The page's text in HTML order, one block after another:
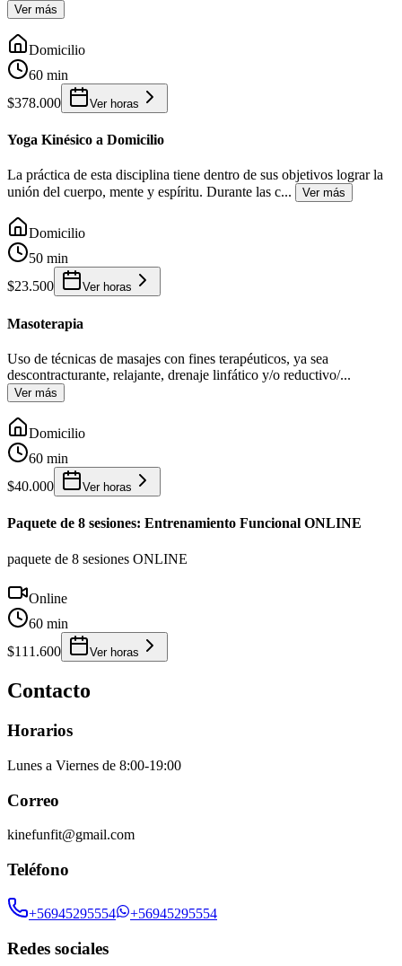
Ver más
Domicilio
60 min
$378.000
Ver horas
Yoga Kinésico a Domicilio
La práctica de esta disciplina tiene dentro de sus objetivos lograr la
unión del cuerpo, mente y espíritu. Durante las c... Ver más
Domicilio
50 min
$23.500
Ver horas
Masoterapia
Uso de técnicas de masajes con fines terapéuticos, ya sea
descontracturante, relajante, drenaje linfático y/o reductivo/...
Ver más
Domicilio
60 min
$40.000
Ver horas
Paquete de 8 sesiones: Entrenamiento Funcional ONLINE
paquete de 8 sesiones ONLINE
Online
60 min
$111.600
Ver horas
Contacto
Horarios
Lunes a Viernes de 8:00-19:00
Correo
kinefunfit@gmail.com
Teléfono
+56945295554 +56945295554
Redes sociales